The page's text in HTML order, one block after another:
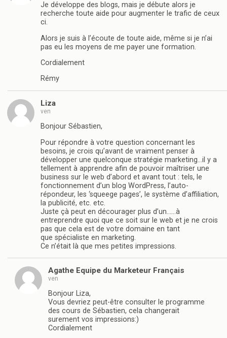
Je développe des blogs, mais je débute alors je
recherche toute aide pour augmenter le trafic de ceux
ci.
Alors je suis à l’écoute de toute aide, même si je n’ai
pas eu les moyens de me payer une formation.
Cordialement
Rémy
Liza
ven
Bonjour Sébastien,
Pour répondre à votre question concernant les
besoins, je crois qu’avant de vraiment penser à
développer une quelconque stratégie marketing…il y a
tellement à apprendre afin de pouvoir maîtriser une
business sur le web d’abord et avant tout : tels, le
fonctionnement d’un blog WordPress, l’auto-
répondeur, les ‘squeege pages’, le système d’affiliation,
la publicité, etc. etc.
Juste çà peut en décourager plus d’un……à
entreprendre quoi que ce soit sur le web et je ne crois
pas que cela est de votre domaine en tant
que spécialiste en marketing.
Ce n’était là que mes petites impressions.
Agathe Equipe du Marketeur Français
ven
Bonjour Liza,
Vous devriez peut-être consulter le programme
des cours de Sébastien, cela changerait
surement vos impressions:)
Cordialement